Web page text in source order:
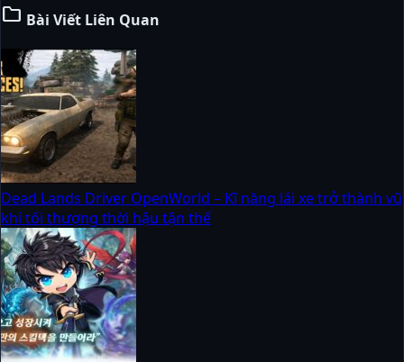
folder Bài Viết Liên Quan
Dead Lands Driver OpenWorld – Kĩ năng lái xe trở thành vũ
khí tối thượng thời hậu tận thế